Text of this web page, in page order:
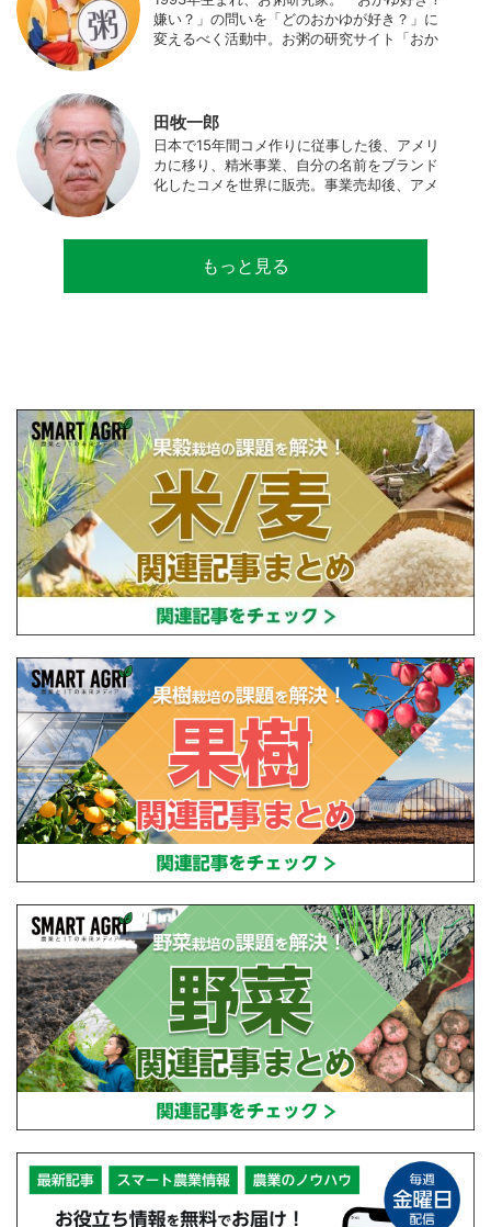
嫌い？」の問いを「どのおかゆが好き？」に
変えるべく活動中。お粥の研究サイト「おか
田牧一郎
日本で15年間コメ作りに従事した後、アメリ
カに移り、精米事業、自分の名前をブランド
化したコメを世界に販売。事業売却後、アメ
サルティングとして関わり、企業などの依頼
で世界12カ国の良質米生産可能産地を訪問調
もっと見る